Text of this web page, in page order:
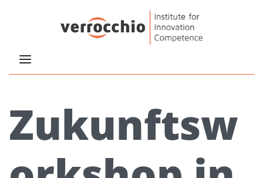
Zukunftsw